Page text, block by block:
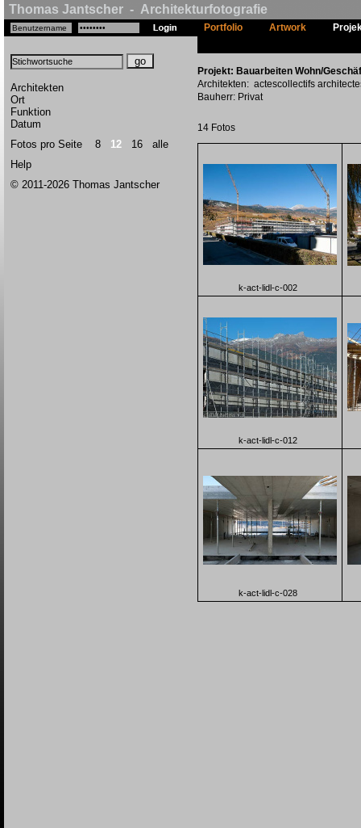
Thomas Jantscher - Architekturfotografie
Architekten
Ort
Funktion
Datum
Fotos pro Seite 8 12 16
alle
Help
© 2011-2026 Thomas Jantscher
Portfolio Artwork
Projekt: Bauarbeiten Wohn/
Architekten: actescollectifs
Bauherr: Privat
14 Fotos
k-act-lidl-c-002
k-act-lidl-c-012
k-act-lidl-c-028